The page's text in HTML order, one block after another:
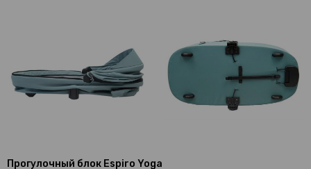
Прогулочный блок Espiro Yoga